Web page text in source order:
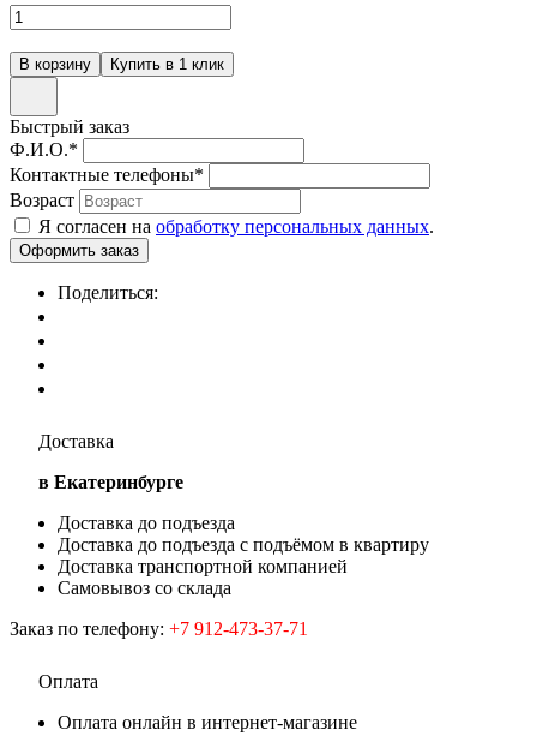
Быстрый заказ
Ф.И.О.*
Контактные телефоны*
Возраст
Я согласен на обработку персональных данных.
Поделиться:
Доставка
в Екатеринбурге
Доставка до подъезда
Доставка до подъезда с подъёмом в квартиру
Доставка транспортной компанией
Самовывоз со склада
Заказ по телефону: +7 912-473-37-71
Оплата
Оплата онлайн в интернет-магазине